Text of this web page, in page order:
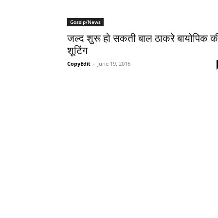
Gossip/News
जल्‍द शुरू हो सकती बाल ठाकरे बायोपिक
शूटिंग
CopyEdit - June 19, 2016